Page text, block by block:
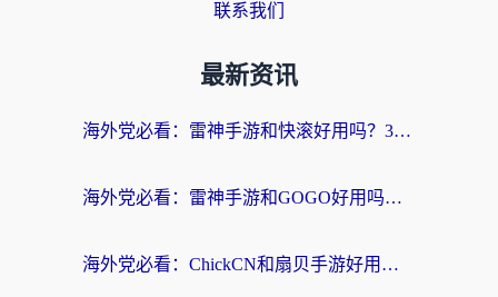
联系我们
最新资讯
海外党必看：雷神手游和快滚好用吗？3步选对回国加速器无缝刷国内资源
海外党必看：雷神手游和GOGO好用吗？3步选对回国加速器，无缝刷剧玩原神
海外党必看：ChickCN和扇贝手游好用吗？3步选对回国加速器无缝刷国内资源